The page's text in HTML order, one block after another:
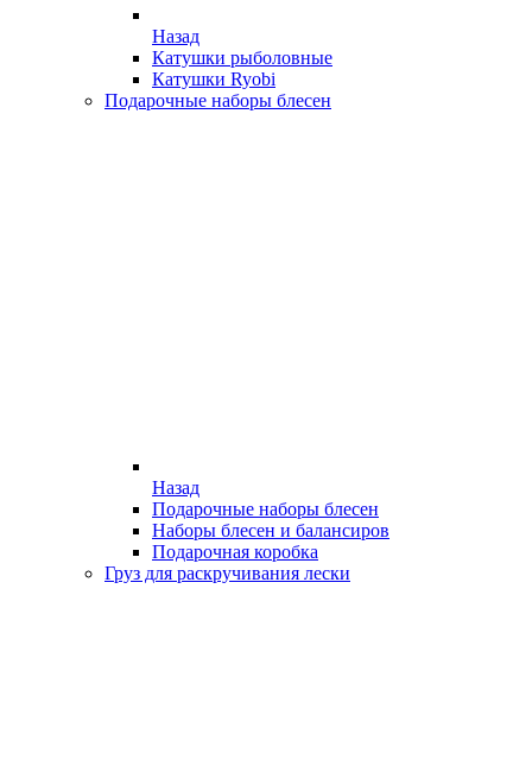
Назад
Катушки рыболовные
Катушки Ryobi
Подарочные наборы блесен
Назад
Подарочные наборы блесен
Наборы блесен и балансиров
Подарочная коробка
Груз для раскручивания лески